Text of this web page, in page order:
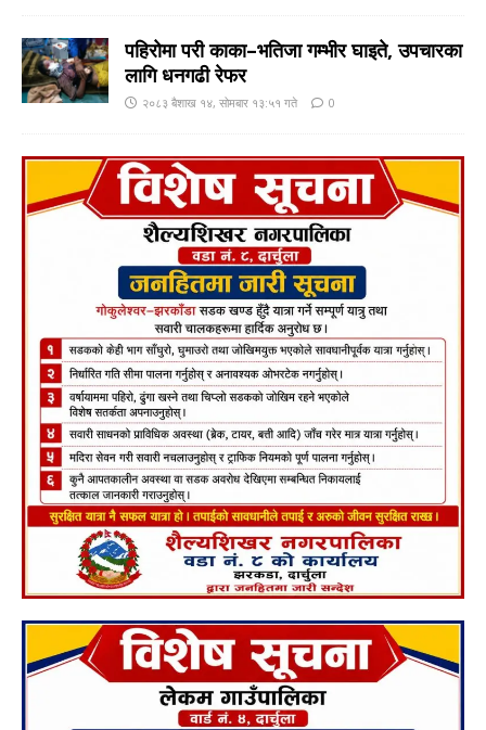
पहिरोमा परी काका–भतिजा गम्भीर घाइते, उपचारका
लागि धनगढी रेफर
२०८३ बैशाख १४, सोमबार १३:५१ गते 0